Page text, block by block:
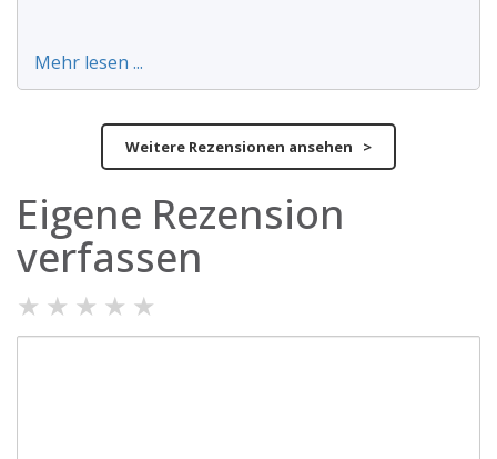
Mehr lesen ...
Weitere Rezensionen ansehen >
Eigene Rezension
verfassen
★ ★ ★ ★ ★